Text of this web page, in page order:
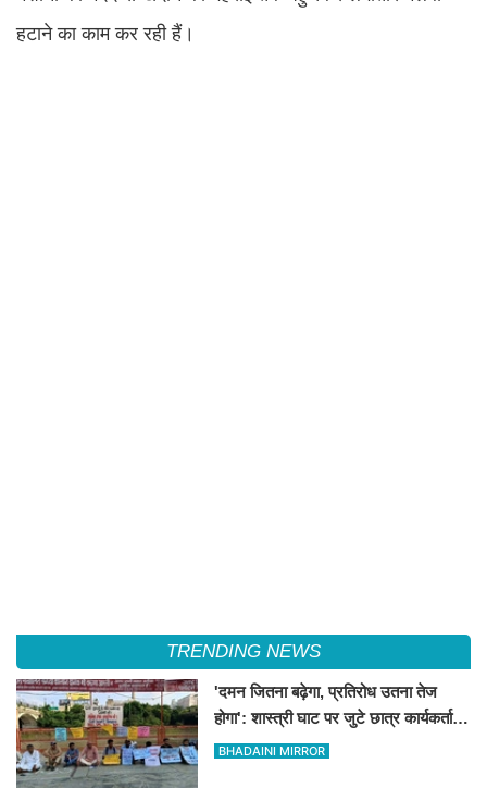
हटाने का काम कर रही हैं।
TRENDING NEWS
'दमन जितना बढ़ेगा, प्रतिरोध उतना तेज
होगा': शास्त्री घाट पर जुटे छात्र कार्यकर्ताओं
की केंद्र को ललकार
BHADAINI MIRROR